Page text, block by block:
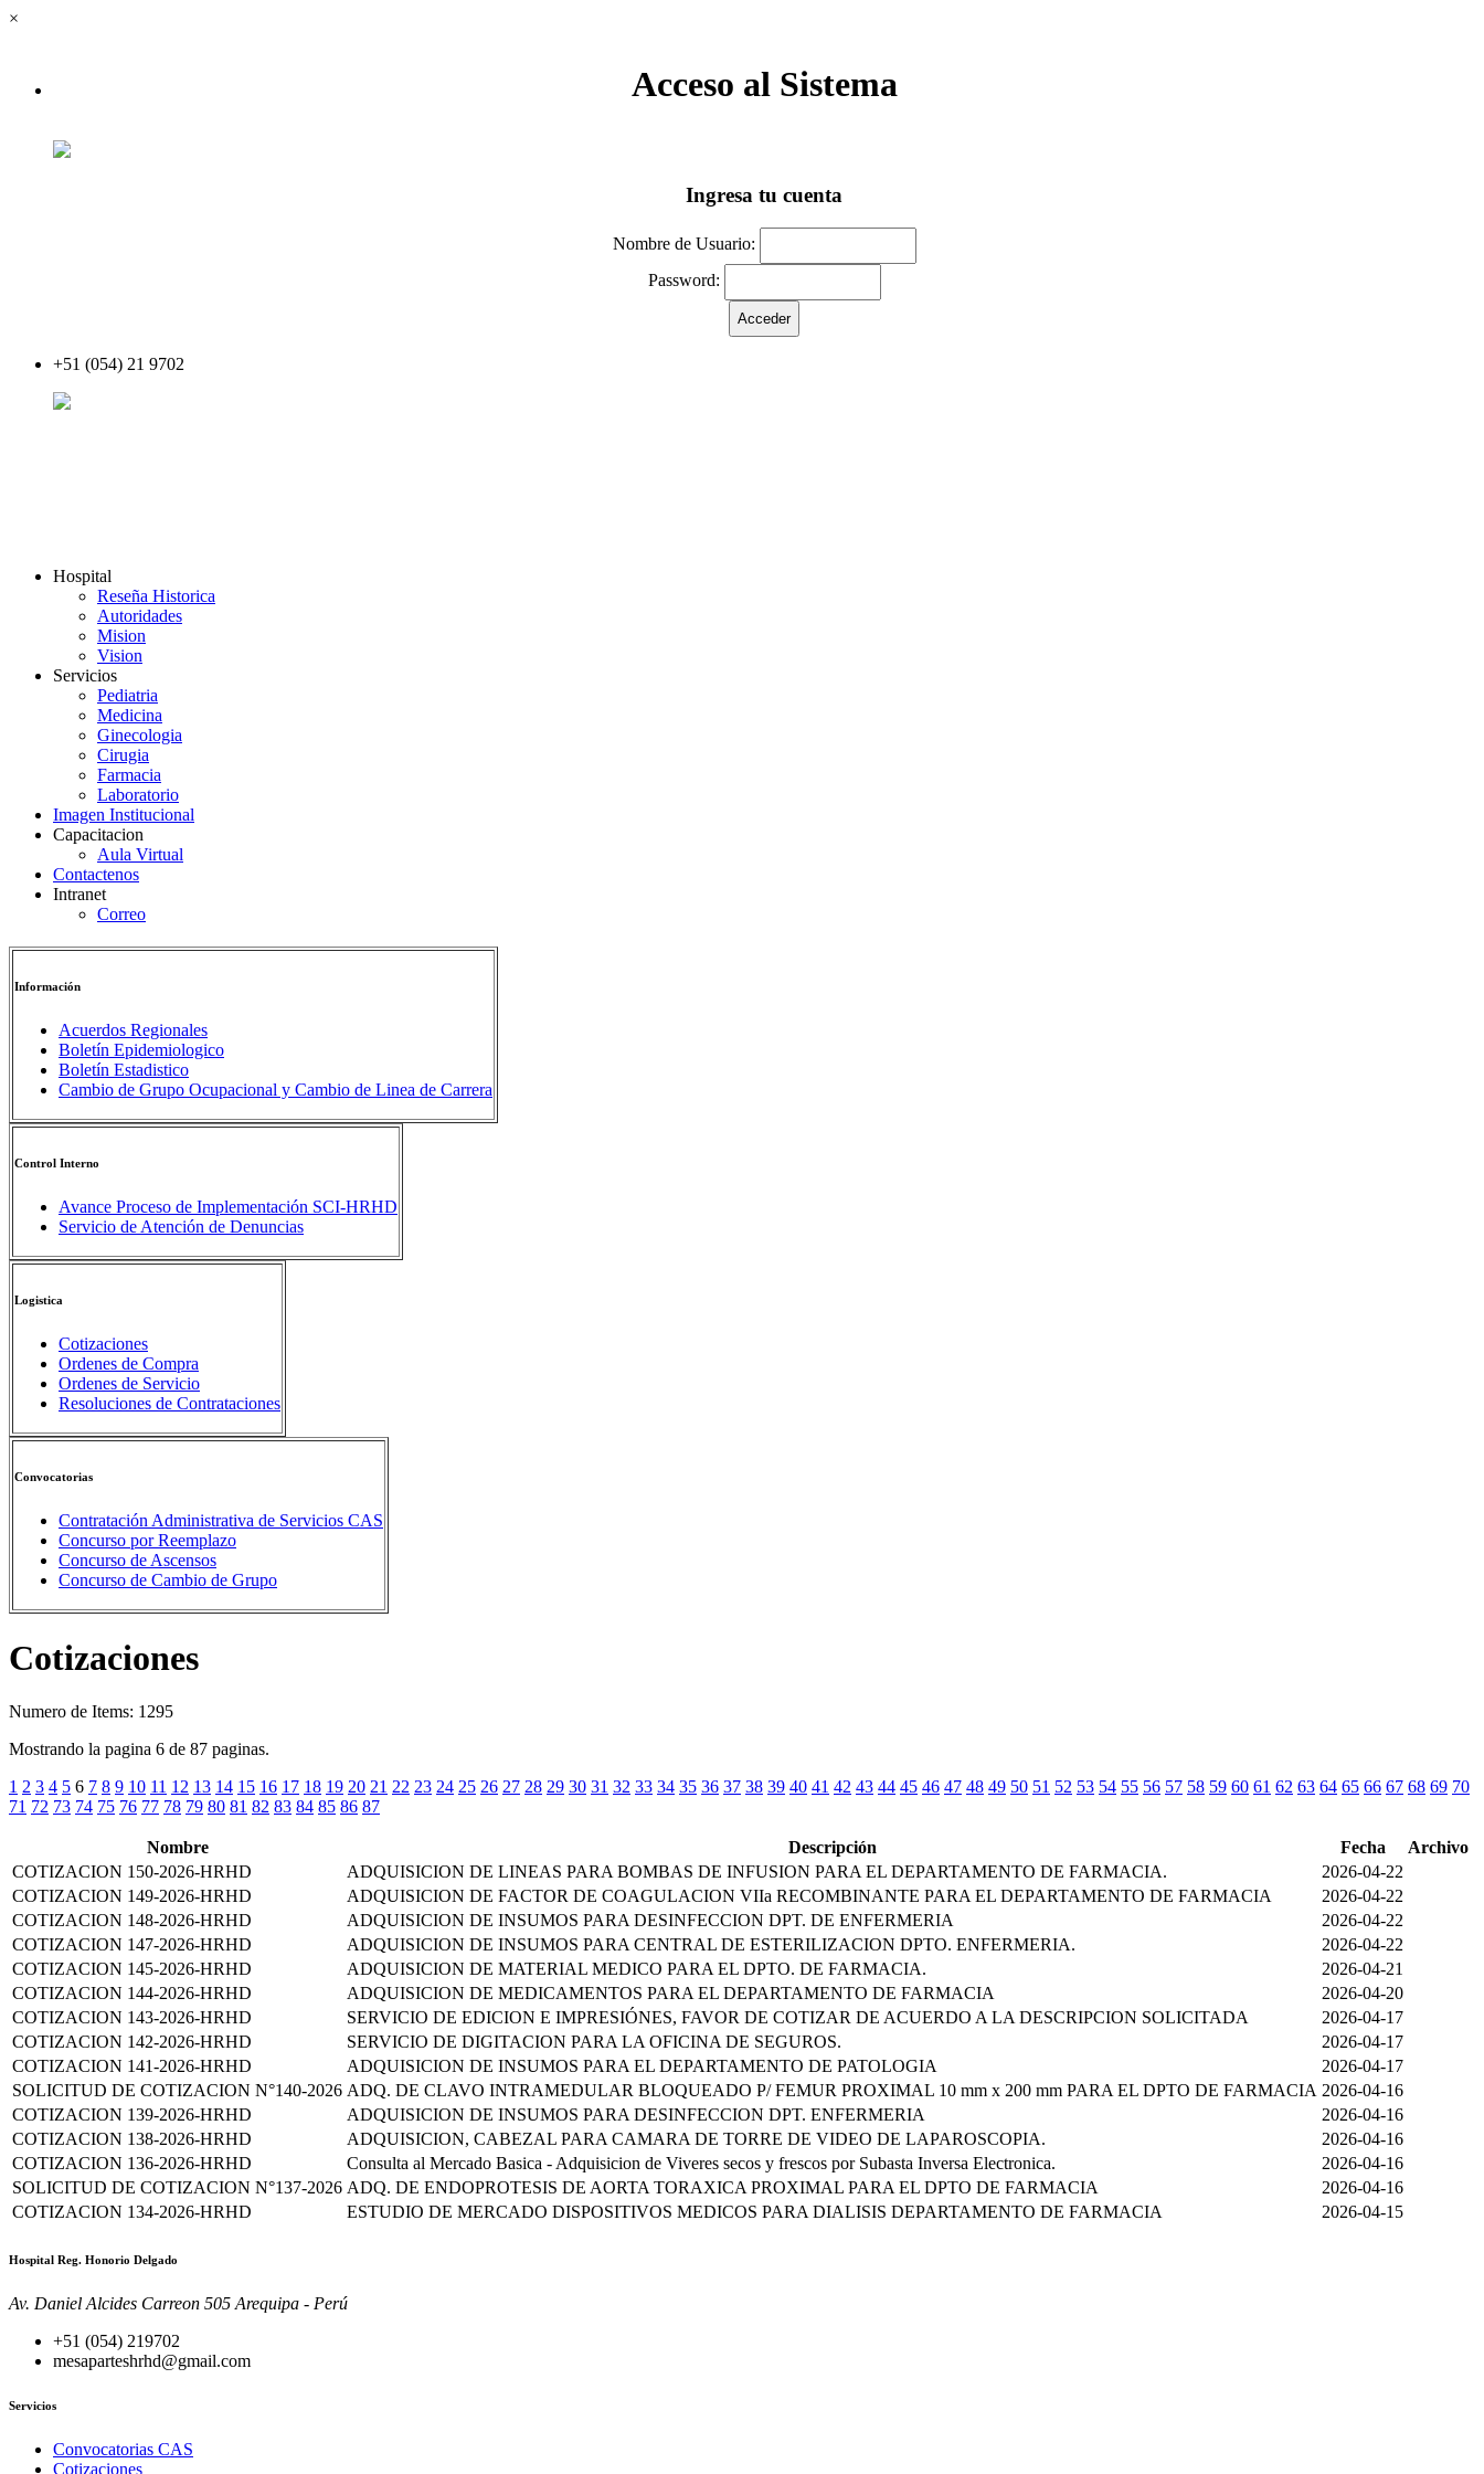
×
Acceso al Sistema
Ingresa tu cuenta
Nombre de Usuario:
Password:
+51 (054) 21 9702
Hospital
Reseña Historica
Autoridades
Mision
Vision
Servicios
Pediatria
Medicina
Ginecologia
Cirugia
Farmacia
Laboratorio
Imagen Institucional
Capacitacion
Aula Virtual
Contactenos
Intranet
Correo
Información
Acuerdos Regionales
Boletín Epidemiologico
Boletín Estadistico
Cambio de Grupo Ocupacional y Cambio de Linea de Carrera
Control Interno
Avance Proceso de Implementación SCI-HRHD
Servicio de Atención de Denuncias
Logistica
Cotizaciones
Ordenes de Compra
Ordenes de Servicio
Resoluciones de Contrataciones
Convocatorias
Contratación Administrativa de Servicios CAS
Concurso por Reemplazo
Concurso de Ascensos
Concurso de Cambio de Grupo
Cotizaciones
Numero de Items: 1295
Mostrando la pagina 6 de 87 paginas.
1 2 3 4 5 6 7 8 9 10 11 12 13 14 15 16 17 18 19 20 21 22 23 24 25 26 27 28 29 30 31 32 33 34 35 36 37 38 39 40 41 42 43 44 45 46 47 48 49 50 51 52 53 54 55 56 57 58 59 60 61 62 63 64 65 66 67 68 69 70
71 72 73 74 75 76 77 78 79 80 81 82 83 84 85 86 87
Nombre Descripción Fecha
Archivo
COTIZACION 150-2026-HRHD
ADQUISICION DE LINEAS PARA BOMBAS DE INFUSION PARA EL DEPARTAMENTO DE FARMACIA.
2026-04-22
COTIZACION 149-2026-HRHD
ADQUISICION DE FACTOR DE COAGULACION VIIa RECOMBINANTE PARA EL DEPARTAMENTO DE FARMACIA
2026-04-22
COTIZACION 148-2026-HRHD
ADQUISICION DE INSUMOS PARA DESINFECCION DPT. DE ENFERMERIA
2026-04-22
COTIZACION 147-2026-HRHD
ADQUISICION DE INSUMOS PARA CENTRAL DE ESTERILIZACION DPTO. ENFERMERIA.
2026-04-22
COTIZACION 145-2026-HRHD
ADQUISICION DE MATERIAL MEDICO PARA EL DPTO. DE FARMACIA.
2026-04-21
COTIZACION 144-2026-HRHD
ADQUISICION DE MEDICAMENTOS PARA EL DEPARTAMENTO DE FARMACIA
2026-04-20
COTIZACION 143-2026-HRHD
SERVICIO DE EDICION E IMPRESIÓNES, FAVOR DE COTIZAR DE ACUERDO A LA DESCRIPCION SOLICITADA
2026-04-17
COTIZACION 142-2026-HRHD
SERVICIO DE DIGITACION PARA LA OFICINA DE SEGUROS.
2026-04-17
COTIZACION 141-2026-HRHD
ADQUISICION DE INSUMOS PARA EL DEPARTAMENTO DE PATOLOGIA
2026-04-17
SOLICITUD DE COTIZACION N°140-2026 ADQ. DE CLAVO INTRAMEDULAR BLOQUEADO P/ FEMUR PROXIMAL 10 mm x 200 mm PARA EL DPTO DE FARMACIA 2026-04-16
COTIZACION 139-2026-HRHD
ADQUISICION DE INSUMOS PARA DESINFECCION DPT. ENFERMERIA
2026-04-16
COTIZACION 138-2026-HRHD
ADQUISICION, CABEZAL PARA CAMARA DE TORRE DE VIDEO DE LAPAROSCOPIA.
2026-04-16
COTIZACION 136-2026-HRHD
Consulta al Mercado Basica - Adquisicion de Viveres secos y frescos por Subasta Inversa Electronica.
2026-04-16
SOLICITUD DE COTIZACION N°137-2026 ADQ. DE ENDOPROTESIS DE AORTA TORAXICA PROXIMAL PARA EL DPTO DE FARMACIA
2026-04-16
COTIZACION 134-2026-HRHD
ESTUDIO DE MERCADO DISPOSITIVOS MEDICOS PARA DIALISIS DEPARTAMENTO DE FARMACIA 2026-04-15
Hospital Reg. Honorio Delgado
Av. Daniel Alcides Carreon 505 Arequipa - Perú
+51 (054) 219702
mesaparteshrhd@gmail.com
Servicios
Convocatorias CAS
Cotizaciones